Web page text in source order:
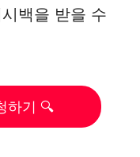
백을 받을 수
하기 🔍